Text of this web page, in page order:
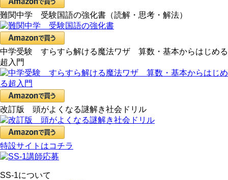
難関中学 受験国語の強化書（読解・思考・解法）
中学受験 すらすら解ける魔法ワザ 算数・基本からはじめる
超入門
改訂版 頭がよくなる謎解き社会ドリル
特設サイトはコチラ
SS-1について